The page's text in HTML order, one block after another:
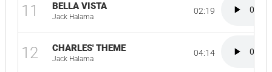
11 BELLA VISTA
Jack Halama
02:19
12 CHARLES' THEME
Jack Halama
04:14